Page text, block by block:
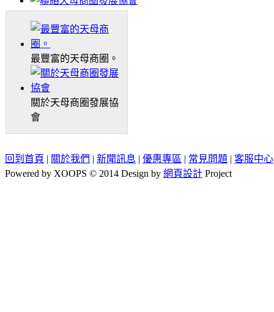
最豐富的天母商圈。
關於天母商圈發展協
會
回到首頁 | 關於我們 | 新聞訊息 | 優惠專區 | 常見問題 | 客服中心
Powered by XOOPS © 2014 Design by 網頁設計 Project